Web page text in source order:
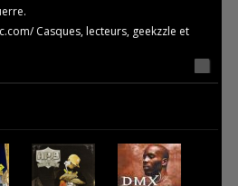
Casques, lecteurs, geekzzle et